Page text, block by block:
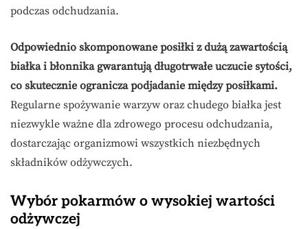
podczas odchudzania.
Odpowiednio skomponowane posiłki z dużą zawartością
białka i błonnika gwarantują długotrwałe uczucie sytości,
co skutecznie ogranicza podjadanie między posiłkami.
Regularne spożywanie warzyw oraz chudego białka jest
niezwykle ważne dla zdrowego procesu odchudzania,
dostarczając organizmowi wszystkich niezbędnych
składników odżywczych.
Wybór pokarmów o wysokiej wartości
odżywczej